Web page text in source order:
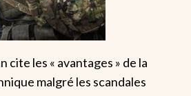
cite les « avantages » de la
malgré les scandales